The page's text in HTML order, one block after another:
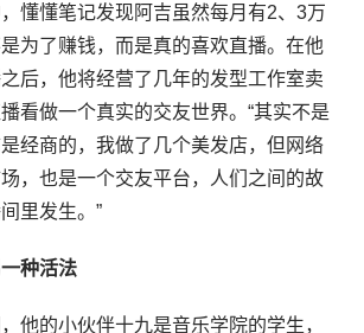
懂懂笔记发现阿吉虽然每月有2、3万
为了赚钱，而是真的喜欢直播。在他
后，他将经营了几年的发型工作室卖
看做一个真实的交友世界。“其实不是
经商的，我做了几个美发店，但网络
，也是一个交友平台，人们之间的故
里发生。”
种活法
他的小伙伴十九是音乐学院的学生，